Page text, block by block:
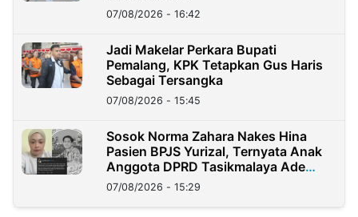
07/08/2026 - 16:42
Jadi Makelar Perkara Bupati
Pemalang, KPK Tetapkan Gus Haris
Sebagai Tersangka
07/08/2026 - 15:45
Sosok Norma Zahara Nakes Hina
Pasien BPJS Yurizal, Ternyata Anak
Anggota DPRD Tasikmalaya Ade
Lukman
07/08/2026 - 15:29